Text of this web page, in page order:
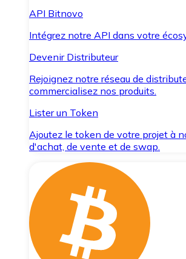
API Bitnovo
Intégrez notre API dans votre
Devenir Distributeur
Rejoignez notre réseau de
commercialisez nos produits.
Lister un Token
Ajoutez le token de votre projet à
d'achat, de vente et de swap.